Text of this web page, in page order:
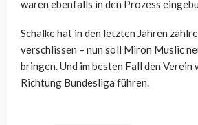
waren ebenfalls in den Prozess
Schalke hat in den letzten Jahren
verschlissen – nun soll Miron Muslic
bringen. Und im besten Fall den Verein
Richtung Bundesliga führen.